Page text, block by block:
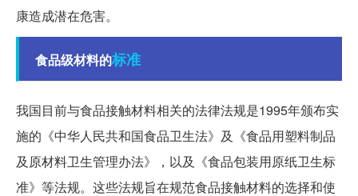
康造成潜在危害。
食品级材料的标准
我国目前与食品接触材料相关的法律法规是1995年颁布实
施的《中华人民共和国食品卫生法》及《食品用塑料制品
及原材料卫生管理办法》，以及《食品包装用原纸卫生标
准》等法规。这些法规旨在规范食品接触材料的选择和使